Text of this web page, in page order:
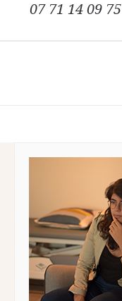
07 71 14 09 75